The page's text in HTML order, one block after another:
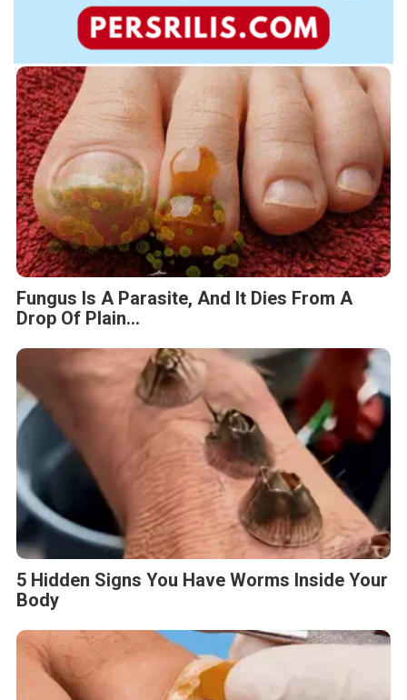
Fungus Is A Parasite, And It Dies From A
Drop Of Plain...
5 Hidden Signs You Have Worms Inside Your
Body